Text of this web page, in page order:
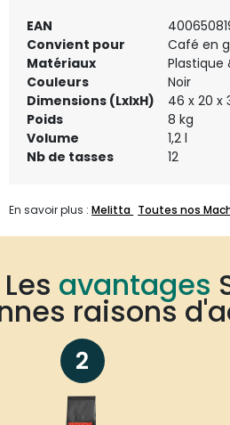
EAN
Convient pour
Café en
Matériaux
Plastique
Couleurs
Noir
Dimensions (LxlxH)
46 x 20 x
Poids
8 kg
Volume
1,2 l
Nb de tasses
12
En savoir plus :Melitta Toutes nos
Les avantages
raisons
2